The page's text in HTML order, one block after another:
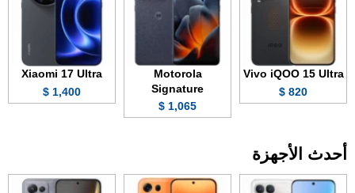
Vivo iQOO 15 Ultra
820 $
Motorola
Signature
1,065 $
Xiaomi 17 Ultra
1,400 $
أحدث الأجهزة